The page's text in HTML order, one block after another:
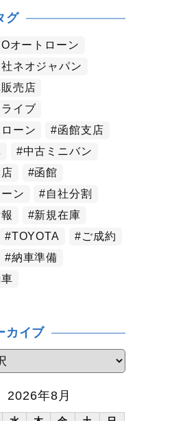
グ
オートローン
ネオジャパン
売店
イブ
ーン
函館支店
中古ミニバン
函館
ン
自社分割
新規在庫
TOYOTA
ご成約
納車準備
カイブ
2026年8月